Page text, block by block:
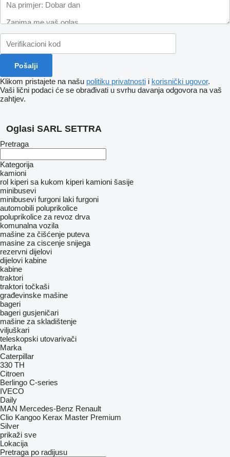
Klikom pristajete na našu politiku privatnosti i korisnički ugovor.
Vaši lični podaci će se obrađivati ​​u svrhu davanja odgovora na vaš
zahtjev.
Oglasi SARL SETTRA
Pretraga
Kategorija
kamioni
rol kiperi sa kukom kiperi kamioni šasije
minibusevi
minibusevi furgoni laki furgoni
automobili poluprikolice
poluprikolice za revoz drva
komunalna vozila
mašine za čišćenje puteva
masine za ciscenje snijega
rezervni dijelovi
dijelovi kabine
kabine
traktori
traktori točkaši
građevinske mašine
bageri
bageri gusjeničari
mašine za skladištenje
viljuškari
teleskopski utovarivači
Marka
Caterpillar
330 TH
Citroen
Berlingo C-series
IVECO
Daily
MAN Mercedes-Benz Renault
Clio Kangoo Kerax Master Premium
Silver
prikaži sve
Lokacija
Pretraga po radijusu